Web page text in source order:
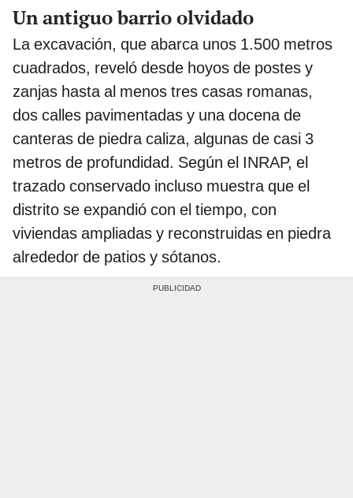
Un antiguo barrio olvidado
La excavación, que abarca unos 1.500 metros
cuadrados, reveló desde hoyos de postes y
zanjas hasta al menos tres casas romanas,
dos calles pavimentadas y una docena de
canteras de piedra caliza, algunas de casi 3
metros de profundidad. Según el INRAP, el
trazado conservado incluso muestra que el
distrito se expandió con el tiempo, con
viviendas ampliadas y reconstruidas en piedra
alrededor de patios y sótanos.